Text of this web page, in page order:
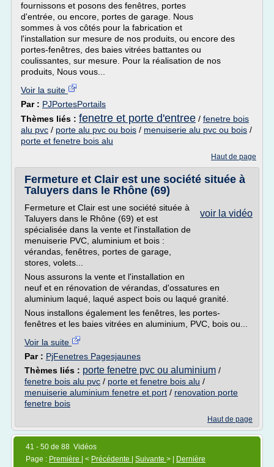
fournissons et posons des fenêtres, portes
d'entrée, ou encore, portes de garage. Nous
sommes à vos côtés pour la fabrication et
l'installation sur mesure de nos produits, ou encore des
portes-fenêtres, des baies vitrées battantes ou
coulissantes, sur mesure. Pour la réalisation de nos
produits, Nous vous...
Voir la suite
Par : PJPortesPortails
Thèmes liés : fenetre et porte d'entree / fenetre bois
alu pvc / porte alu pvc ou bois / menuiserie alu pvc ou bois /
porte et fenetre bois alu
Haut de page
Fermeture et Clair est une société située à
Taluyers dans le Rhône (69)
voir la vidéo
Fermeture et Clair est une société située à
Taluyers dans le Rhône (69) et est
spécialisée dans la vente et l'installation de
menuiserie PVC, aluminium et bois :
vérandas, fenêtres, portes de garage,
stores, volets...
Nous assurons la vente et l'installation en
neuf et en rénovation de vérandas, d'ossatures en
aluminium laqué, laqué aspect bois ou laqué granité.
Nous installons également les fenêtres, les portes-
fenêtres et les baies vitrées en aluminium, PVC, bois ou...
Voir la suite
Par : PjFenetres Pagesjaunes
Thèmes liés : porte fenetre pvc ou aluminium /
fenetre bois alu pvc / porte et fenetre bois alu /
menuiserie aluminium fenetre et port / renovation porte
fenetre bois
Haut de page
41 - 50 de 88 Vidéos
Page : Première | < Précédente Suivante > | Dernière